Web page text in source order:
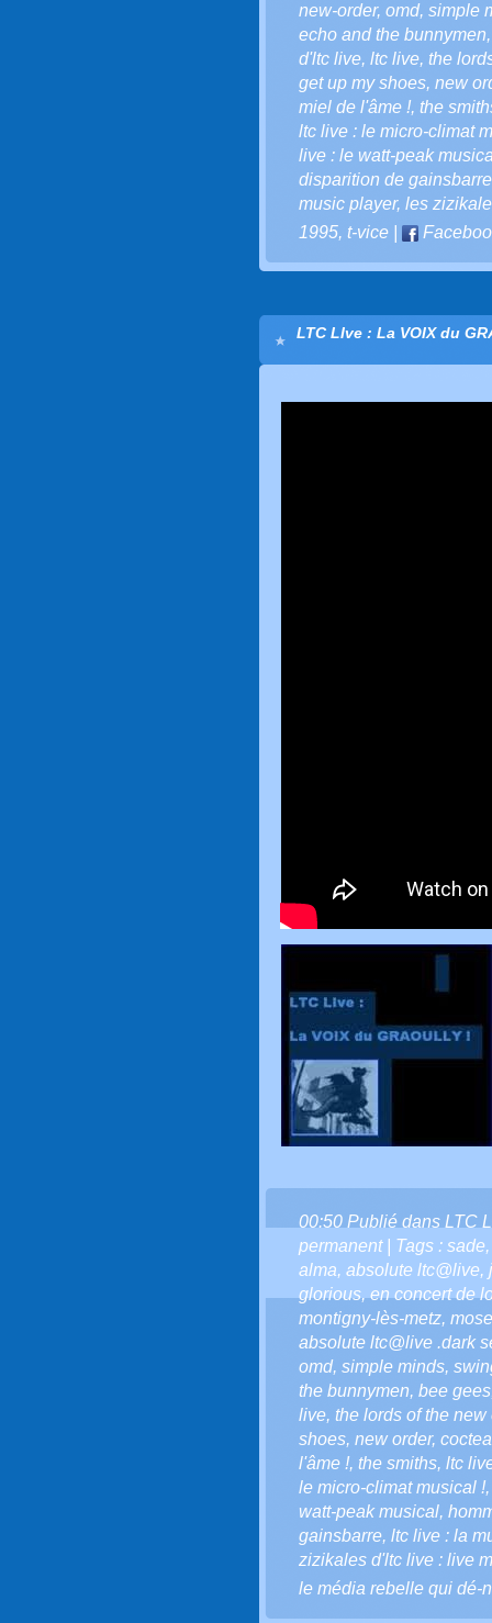
new-order, omd, simple
echo and the bunnymen
d'ltc live, ltc live, the
get up my shoes, new
miel de l'âme !, the
ltc live : le micro-climat
live : le watt-peak
disparition de gainsbarre
music player, les
1995, t-vice
LTC LIve : La VOIX du
00:50 Publié dans LTC
permanent| Tags : sade
alma, absolute ltc@live,
glorious,en concert de
montigny-lès-metz,
absolute ltc@live .dark
omd, simple minds,
the bunnymen, bee gees
live, the lords of the new
shoes, new order,
l'âme !, the smiths, ltc
le micro-climat musical !
watt-peak musical,
gainsbarre, ltc live : la
zizikales d'ltc live : live
le média rebelle qui dé-